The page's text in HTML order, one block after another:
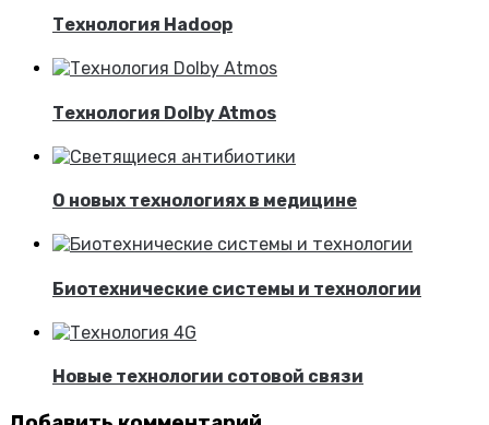
Технология Hadoop
Технология Dolby Atmos
О новых технологиях в медицине
Биотехнические системы и технологии
Новые технологии сотовой связи